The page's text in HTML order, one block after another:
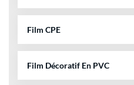
Film CPE
Film Décoratif En PVC